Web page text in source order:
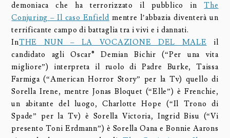
demoniaca che ha terrorizzato il pubblico inThe
Conjuring – Il caso Enfield mentre l’abbazia diventerà un
terrificante campo di battaglia tra i vivi e i dannati.
InTHE NUN – LA VOCAZIONE DEL MALE il
candidato agli Oscar® Demian Bichir (“Per una vita
migliore”) interpreta il ruolo di Padre Burke, Taissa
Farmiga (“American Horror Story” per la Tv) quello di
Sorella Irene, mentre Jonas Bloquet (“Elle”) è Frenchie,
un abitante del luogo, Charlotte Hope (“Il Trono di
Spade” per la Tv) è Sorella Victoria, Ingrid Bisu (“Vi
presento Toni Erdmann”) è Sorella Oana e Bonnie Aarons